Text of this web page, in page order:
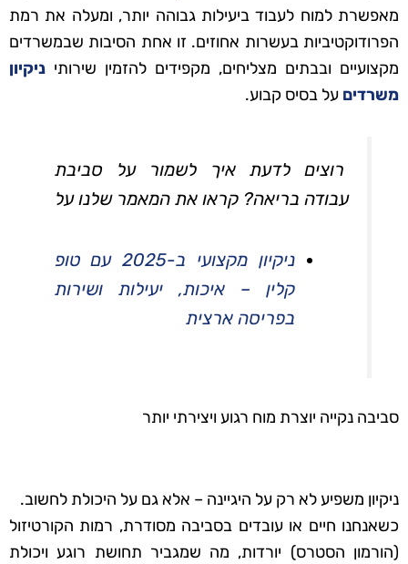
מאפשרת למוח לעבוד ביעילות גבוהה יותר, ומעלה את רמת
הפרודוקטיביות בעשרות אחוזים. זו אחת הסיבות שבמשרדים
מקצועיים ובבתים מצליחים, מקפידים להזמין שירותי ניקיון
משרדים על בסיס קבוע.
רוצים לדעת איך לשמור על סביבת
עבודה בריאה? קראו את המאמר שלנו על
ניקיון מקצועי ב-2025 עם טופ
קלין – איכות, יעילות ושירות
בפריסה ארצית
סביבה נקייה יוצרת מוח רגוע ויצירתי יותר
ניקיון משפיע לא רק על היגיינה – אלא גם על היכולת לחשוב.
כשאנחנו חיים או עובדים בסביבה מסודרת, רמות הקורטיזול
(הורמון הסטרס) יורדות, מה שמגביר תחושת רוגע ויכולת